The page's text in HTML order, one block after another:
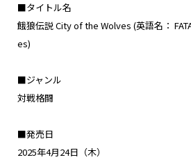
■タイトル名
餓狼伝説 City of the Wolves (英語名：
es)
■ジャンル
対戦格闘
■発売日
2025年4月24日（木）